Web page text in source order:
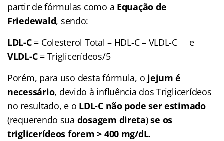
partir de fórmulas como a Equação de
Friedewald, sendo:
LDL-C= Colesterol Total – HDL-C – VLDL-C e
VLDL-C= Triglicerídeos/5
Porém, para uso desta fórmula, o jejum é
necessário, devido à influência dos Triglicerídeos
no resultado, e o LDL-C não pode ser estimado
(requerendo sua dosagem direta)se os
triglicerídeos forem > 400 mg/dL.